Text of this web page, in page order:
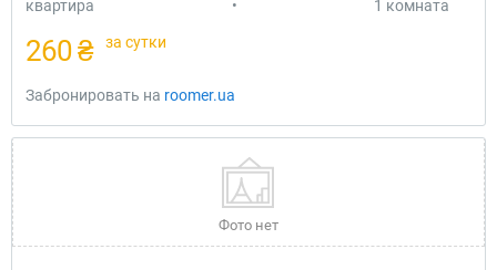
квартира • 1 комната
260 ₴ за сутки
Забронировать на roomer.ua
Фото нет